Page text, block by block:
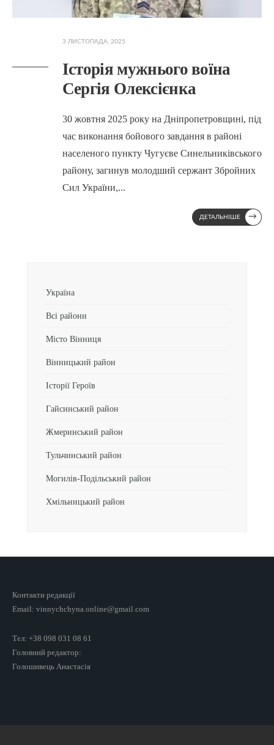
3 ЛИСТОПАДА, 2025
Історія мужнього воїна
Сергія Олексієнка
30 жовтня 2025 року на Дніпропетровщині, під
час виконання бойового завдання в районі
населеного пункту Чугуєве Синельниківського
району, загинув молодший сержант Збройних
Сил України,...
ДЕТАЛЬНІШЕ →
Україна
Всі райони
Місто Вінниця
Вінницький район
Історії Героїв
Гайсинський район
Жмеринський район
Тульчинський район
Могилів-Подільський район
Хмільницький район
Контакти редакції
Email: vinnychchyna.online@gmail.com
Тел: +38 098 031 08 61
Головний редактор:
Голошивець Анастасія